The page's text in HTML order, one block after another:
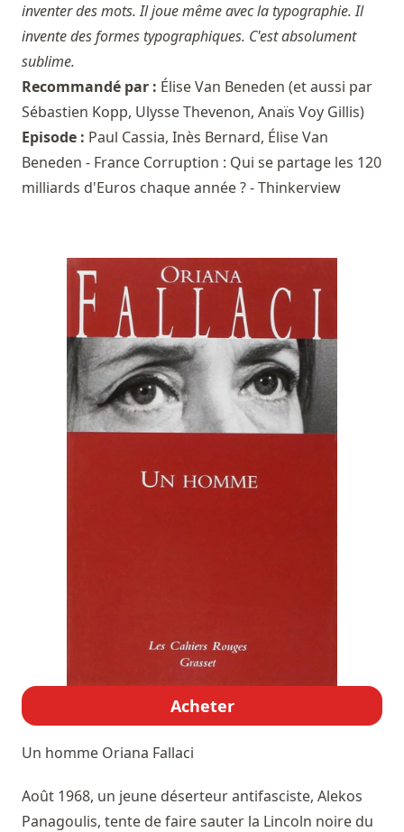
inventer des mots. Il joue même avec la typographie. Il
invente des formes typographiques. C'est absolument
sublime.
Recommandé par : Élise Van Beneden (et aussi par
Sébastien Kopp, Ulysse Thevenon, Anaïs Voy Gillis)
Episode : Paul Cassia, Inès Bernard, Élise Van
Beneden - France Corruption : Qui se partage les 120
milliards d'Euros chaque année ? - Thinkerview
Acheter
Un homme Oriana Fallaci
Août 1968, un jeune déserteur antifasciste, Alekos
Panagoulis, tente de faire sauter la Lincoln noire du